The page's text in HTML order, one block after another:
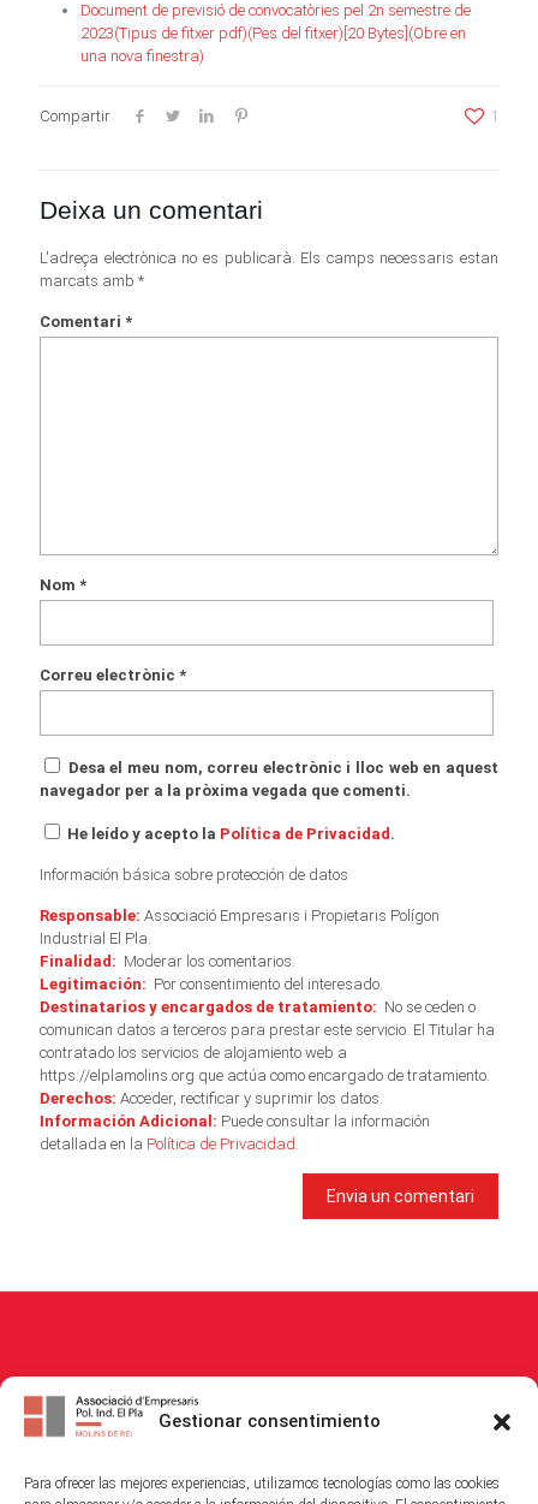
Gestionar consentimiento
Para ofrecer las mejores experiencias, utilizamos tecnologías como las cookies
Document de previsió de convocatòries pel 2n semestre de
2023(Tipus de fitxer pdf)(Pes del fitxer)[20 Bytes](Obre en
una nova finestra)
Compartir 1
Deixa un comentari
L'adreça electrònica no es publicarà. Els camps necessaris estan
marcats amb *
Comentari *
Nom *
Correu electrònic *
Desa el meu nom, correu electrònic i lloc web en aquest
navegador per a la pròxima vegada que comenti.
He leído y acepto la Política de Privacidad .
Información básica sobre protección de datos
Responsable: Associació Empresaris i Propietaris Polígon
Industrial El Pla.
Finalidad: Moderar los comentarios.
Legitimación: Por consentimiento del interesado.
Destinatarios y encargados de tratamiento: No se ceden o
comunican datos a terceros para prestar este servicio. El Titular ha
contratado los servicios de alojamiento web a
https://elplamolins.org que actúa como encargado de tratamiento.
Derechos: Acceder, rectificar y suprimir los datos.
Información Adicional: Puede consultar la información
detallada en la Política de Privacidad.
© 2026Associació Empresaris i Propietaris Polígon Industrial El Pla
Rights Reserved.
Política de Cookies|Política de Privacitat| Avis Legal